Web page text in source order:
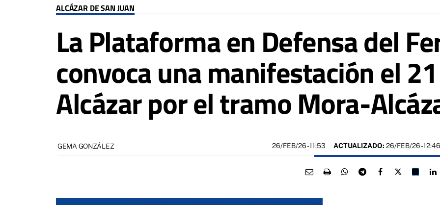
ALCÁZAR DE SAN JUAN
La Plataforma en Defensa del
convoca una manifestación el
Alcázar por el tramo Mora-
GEMA GONZÁLEZ 26/FEB/26- 11:53 ACTUALIZADO: 26/FEB/26 - 12:46